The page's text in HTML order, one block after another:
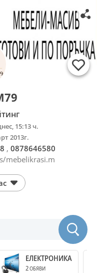
15:13 ч.
2013г.
, 0878646580
mebelikrasi.m
ЕЛЕКТРОНИКА
2ОБЯВИ